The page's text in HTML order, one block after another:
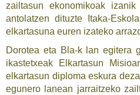
zailtasun ekonomikoak
antolatzen dituzte Itaka-
elkartasuna euren izateko
Dorotea eta Bla-k lan egitera
ikastetxeak Elkartasun
elkartasun diploma eskura
egunero lanean jarraitzeko